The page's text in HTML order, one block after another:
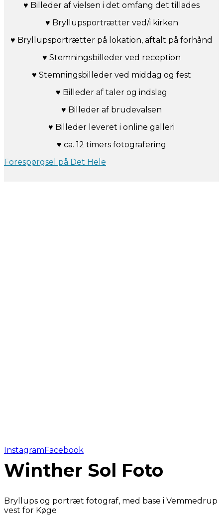
♥ Billeder af vielsen i det omfang det tillades
♥ Bryllupsportrætter ved/i kirken
♥ Bryllupsportrætter på lokation, aftalt på forhånd
♥ Stemningsbilleder ved reception
♥ Stemningsbilleder ved middag og fest
♥ Billeder af taler og indslag
♥ Billeder af brudevalsen
♥ Billeder leveret i online galleri
♥ ca. 12 timers fotografering
Forespørgsel på Det Hele
InstagramFacebook
Winther Sol Foto
Bryllups og portræt fotograf, med base i Vemmedrup
vest for Køge